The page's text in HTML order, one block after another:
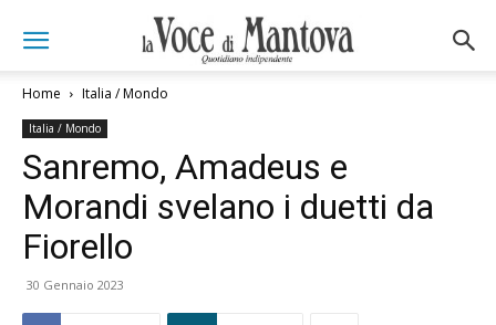
Home Italia / Mondo
Italia / Mondo
Sanremo, Amadeus e
Morandi svelano i duetti da
Fiorello
30 Gennaio 2023